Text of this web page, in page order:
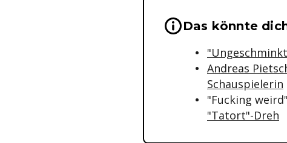
Wichtige
Das könnte
Andreas
Schauspielerin
"Fucking
"Tatort"-Dreh